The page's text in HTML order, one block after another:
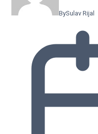
BySulav Rijal